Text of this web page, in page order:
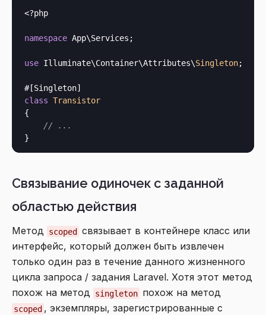
<?php
namespace App\Services;
use Illuminate\Container\Attributes\Singleton;
class Transistor
{
// ...
Связывание одиночек с заданной
областью действия
Метод scoped связывает в контейнере класс или
интерфейс, который должен быть извлечен
только один раз в течение данного жизненного
цикла запроса / задания Laravel. Хотя этот метод
похож на метод singleton похож на метод
scoped , экземпляры, зарегистрированные с